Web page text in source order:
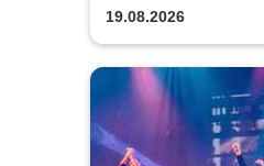
19.08.2026